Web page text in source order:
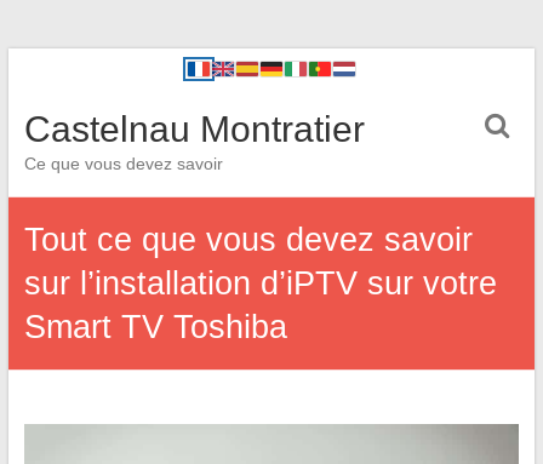
Castelnau Montratier
Ce que vous devez savoir
Tout ce que vous devez savoir
sur l’installation d’iPTV sur votre
Smart TV Toshiba